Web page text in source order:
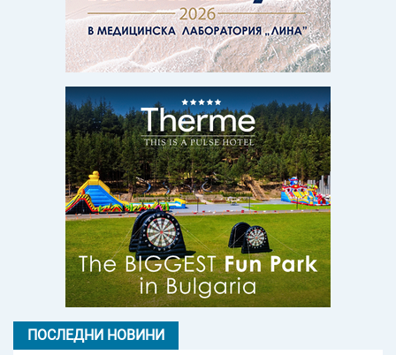
ПОСЛЕДНИ НОВИНИ